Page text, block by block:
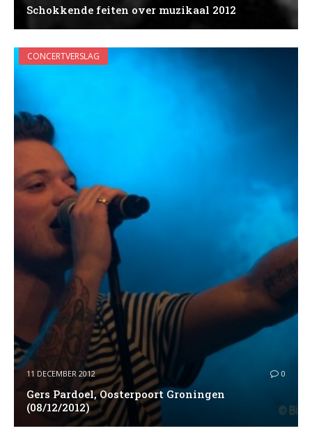
Schokkende feiten over muzikaal 2012
CONCERTVERSLAG
11 DECEMBER 2012 0
Gers Pardoel, Oosterpoort Groningen
(08/12/2012)